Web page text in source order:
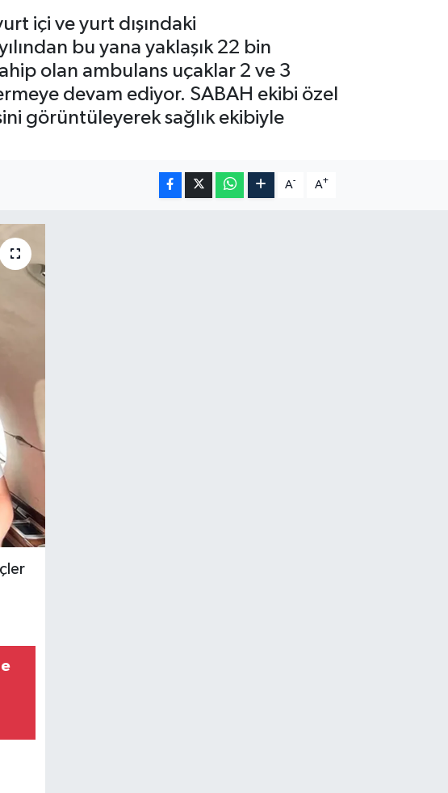
içi ve yurt dışındaki
bu yana yaklaşık 22 bin
olan ambulans uçaklar 2 ve 3
devam ediyor. SABAH ekibi özel
görüntüleyerek sağlık ekibiyle
A- A+